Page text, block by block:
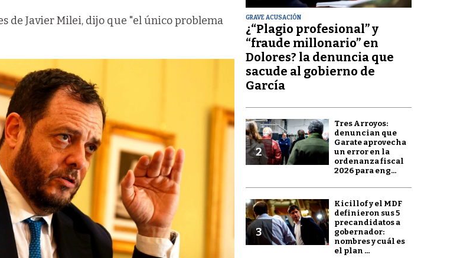
de Javier Milei, dijo que "el único problema
GRAVE ACUSACIÓN
¿“Plagio profesional” y
“fraude millonario” en
Dolores? la denuncia que
sacude al gobierno de
García
2
Tres Arroyos:
denuncian que
Garate aprovecha
un error en la
ordenanza fiscal
2026 para eng...
3
Kicillof y el MDF
definieron sus 5
precandidatos a
gobernador:
nombres y cuál es
el plan ...